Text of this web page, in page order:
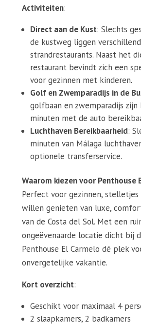
Activiteiten:
Direct aan de Kust: Slechts
de kustweg liggen
strandrestaurants. Naast het
restaurant bevindt zich een
voor gezinnen met kinderen.
Golf en Zwemparadijs in de
golfbaan en zwemparadijs zijn
minuten met de auto
Luchthaven Bereikbaarheid:
minuten van Málaga
optionele transferservice.
Waarom kiezen voor Penthouse
Perfect voor gezinnen,
willen genieten van luxe,
van de Costa del Sol. Met een
ongeëvenaarde locatie dicht bij
Penthouse El Carmelo dé plek
onvergetelijke vakantie.
Kort overzicht:
Geschikt voor maximaal 4
2 slaapkamers, 2 badkamers